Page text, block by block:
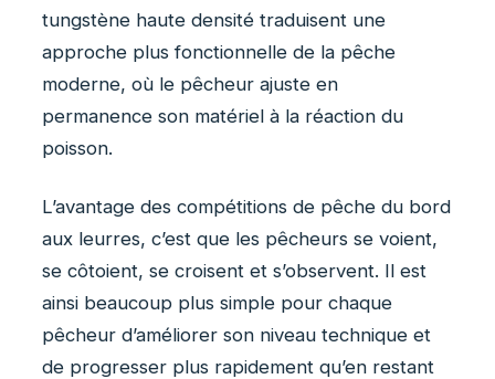
tungstène haute densité traduisent une
approche plus fonctionnelle de la pêche
moderne, où le pêcheur ajuste en
permanence son matériel à la réaction du
poisson.
L’avantage des compétitions de pêche du bord
aux leurres, c’est que les pêcheurs se voient,
se côtoient, se croisent et s’observent. Il est
ainsi beaucoup plus simple pour chaque
pêcheur d’améliorer son niveau technique et
de progresser plus rapidement qu’en restant